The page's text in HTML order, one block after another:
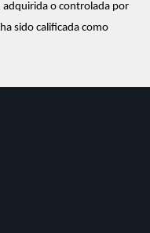
o controlada por
sido calificada como